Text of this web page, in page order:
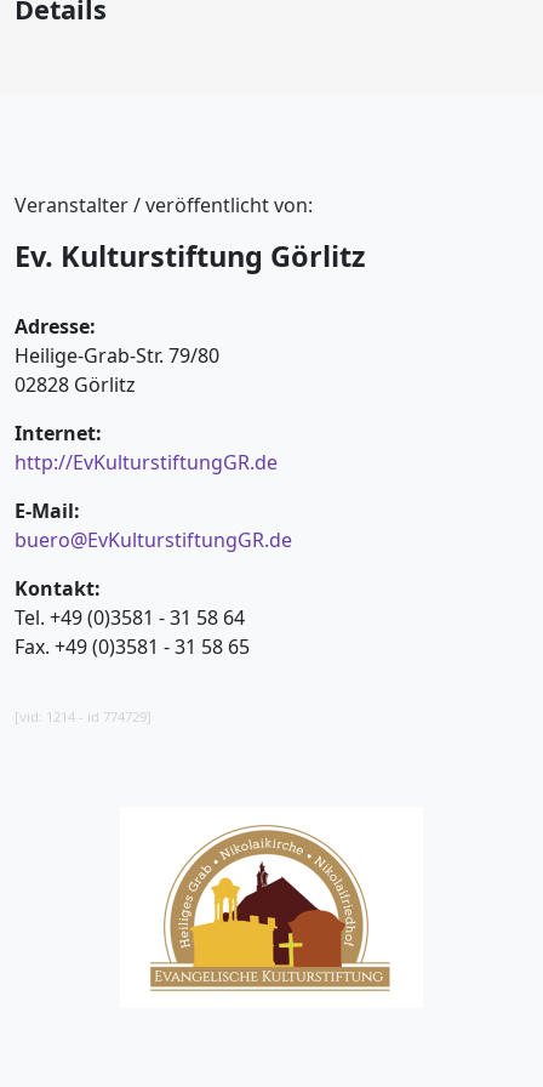
Details
Veranstalter / veröffentlicht von:
Ev. Kulturstiftung Görlitz
Adresse:
Heilige-Grab-Str. 79/80
02828 Görlitz
Internet:
http://EvKulturstiftungGR.de
E-Mail:
buero@EvKulturstiftungGR.de
Kontakt:
Tel. +49 (0)3581 - 31 58 64
Fax. +49 (0)3581 - 31 58 65
[vid: 1214 - id 774729]